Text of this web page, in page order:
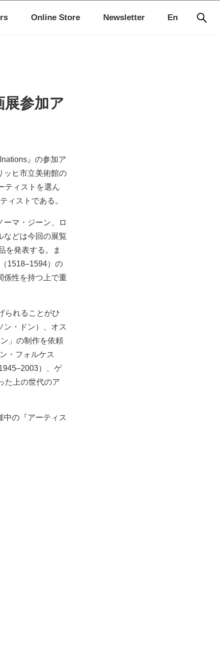
En
Online Store Newsletter
参加ア
』の参加ア
ッヒ市立美術館の
ティストを選ん
ィストである。
ーマ・ジーン、ロ
などは今回の展覧
を発表する。ま
1518–1594）の
係性を持つ上で重
られることがひ
ン・ドン）、オス
」の制作を依頼
・フォルケス
）、ゲ
た上の世代のア
中の『アーティス